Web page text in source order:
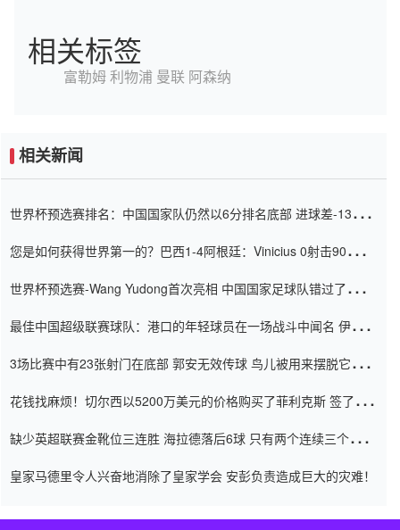
相关标签
富勒姆利物浦 曼联 阿森纳
相关新闻
世界杯预选赛排名：中国国家队仍然以6分排名底部 进球差-13令人
您是如何获得世界第一的？巴西1-4阿根廷：Vinicius 0射击90分钟
世界杯预选赛-Wang Yudong首次亮相 中国国家足球队错过了世界
最佳中国超级联赛球队：港口的年轻球员在一场战斗中闻名 伊万放
3场比赛中有23张射门在底部 郭安无效传球 鸟儿被用来摆脱它
花钱找麻烦！切尔西以5200万美元的价格购买了菲利克斯 签了7年
缺少英超联赛金靴位三连胜 海拉德落后6球 只有两个连续三个连续
皇家马德里令人兴奋地消除了皇家学会 安彭负责造成巨大的灾难！